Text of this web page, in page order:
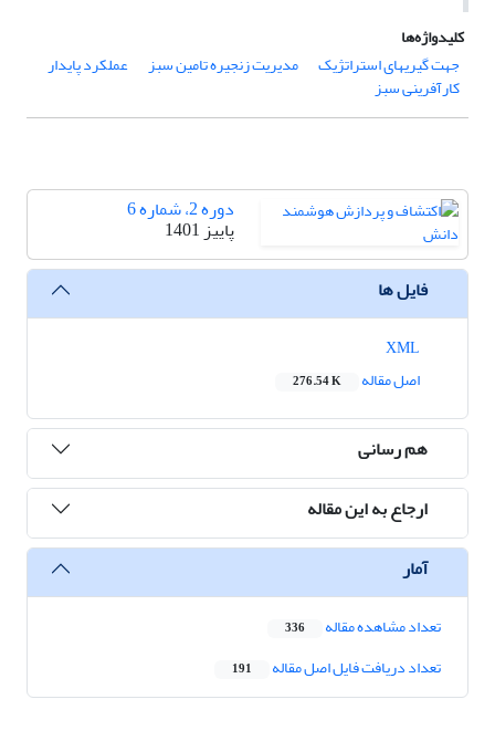
کلیدواژه‌ها
جهت گیریهای استراتژیک
مدیریت زنجیره تامین سبز عملکرد پایدار
کارآفرینی سبز
دوره 2، شماره 6
پاییز 1401
فایل ها
اصل مقاله
276.54 K
هم رسانی
ارجاع به این مقاله
آمار
تعداد مشاهده مقاله 336
تعداد دریافت فایل اصل مقاله 191